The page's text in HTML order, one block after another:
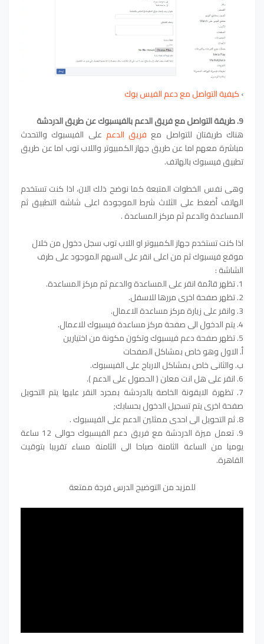
›كيفية التواصل مع دعم الفيس بوك
9. طريقة التواصل مع فريق الدعم بالفيسبوك عن طريق الدردشة
هناك طريقتان للتواصل مع فريق الدعم على الفيسبوك والتحدث
مباشرة معهم اما عن طريق جهاز الكمبيوتر واللاب توب اما عن طريق
تطبيق فيسبوك بالهاتف.
وهى نفس الخطوات المتبعة كما نوضح ذلك الان،اذا كنت تستخدم
الهاتف أضغط على الثلاث شرط الموجودة اعلى شاشة التطبيق ثم
المساعدة والدعم ثم مركز المساعدة .
اذا كنت تستخدم جهاز الكمبيوتر او اللاب توب سجل دخول من خلال
موقع فيسبوك ثم من اعلى انقر على السهم الموجود على طرف
الشاشة :
1. تظهر قائمة انقر على المساعدة والدعم ثم مركز المساعدة.
2. تظهر صفحة اخرى مررها للاسفل.
3. وانقر على زيارة مركز مساعدة الاعمال.
4. يتم الدخول الى صفحة مركز مساعدة فيسبوك للاعمال.
5. تظهر صفحة دعم فيسبوك وتكون مكونة من اختيارين
أ. الاول وهو خاص بمشاكل الصفحات
ب. والثانى خاص بمشاكل الارباح على الفيسبوك.
6. انقر على هل انت معلن ( الحصول على الدعم ).
7. تظهرة الايقونة الخاصة بالدردشة بمجرد النقر عليها يتم التحويل
صفحة اخرى يتم تسجيل الدخول بحسابك;
8. ثم التحويل الى احدى ممثلين الدعم على الفيسبوك .
9. تعمل ميزة الدردشة مع فريق دعم الفيسبوك حوالى 12 ساعة
يوميا من الساعة الثامنة صباحا الى الثامنة مساء تقريبا بتوقيت
القاهرة.
للمزيد من التوضيح الدرس فرجة ممتعة